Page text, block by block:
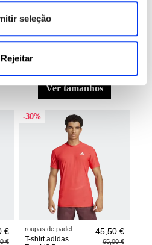
seleção
Rejeitar
€ roupas de padel
Club 3STR
Climacool homem
28,00 €
ver tamanhos
€
€
-30%
roupas de padel
T-shirt adidas
45,50 €
65,00 €